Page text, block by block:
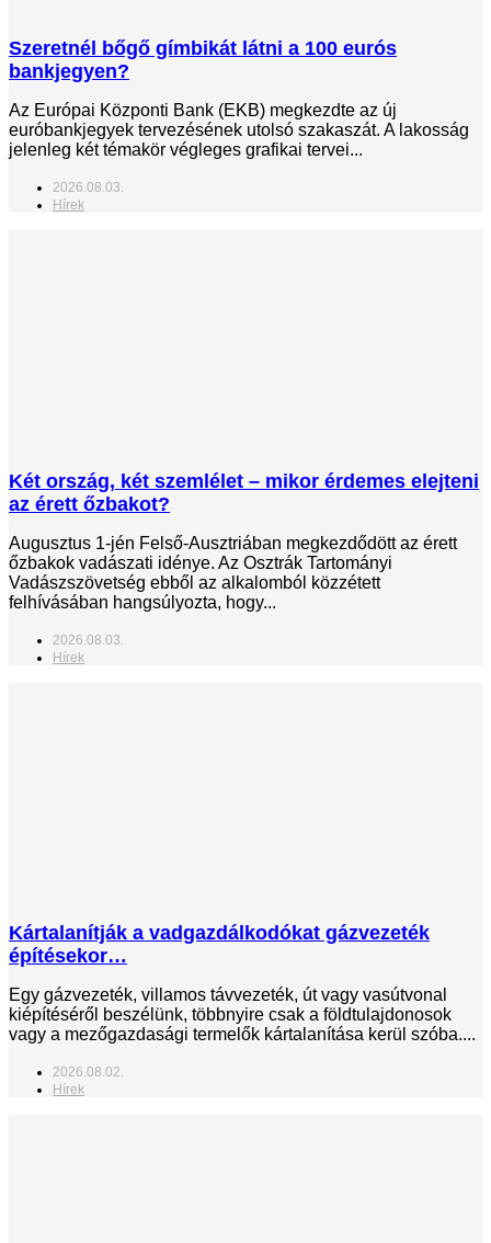
Szeretnél bőgő gímbikát látni a 100 eurós
bankjegyen?
Az Európai Központi Bank (EKB) megkezdte az új
euróbankjegyek tervezésének utolsó szakaszát. A lakosság
jelenleg két témakör végleges grafikai tervei...
2026.08.03.
Hírek
Két ország, két szemlélet – mikor érdemes elejteni
az érett őzbakot?
Augusztus 1-jén Felső-Ausztriában megkezdődött az érett
őzbakok vadászati idénye. Az Osztrák Tartományi
Vadászszövetség ebből az alkalomból közzétett
felhívásában hangsúlyozta, hogy...
2026.08.03.
Hírek
Kártalanítják a vadgazdálkodókat gázvezeték
építésekor…
Egy gázvezeték, villamos távvezeték, út vagy vasútvonal
kiépítéséről beszélünk, többnyire csak a földtulajdonosok
vagy a mezőgazdasági termelők kártalanítása kerül szóba....
2026.08.02.
Hírek